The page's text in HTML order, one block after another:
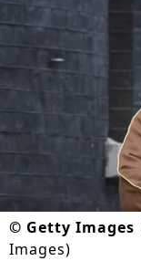
© Getty Images
Images)